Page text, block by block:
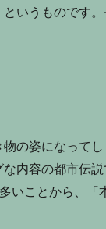
いうものです
の姿になって
内容の都市伝
いことから、「